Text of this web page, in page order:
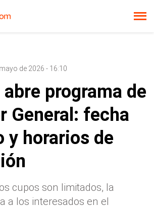
de 2026 - 16:10
abre programa de
General: fecha
y horarios de
cupos son limitados, la
a los interesados en el